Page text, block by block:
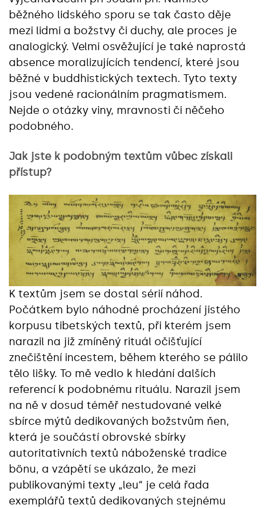
běžného lidského sporu se tak často děje
mezi lidmi a božstvy či duchy, ale proces je
analogický. Velmi osvěžující je také naprostá
absence moralizujících tendencí, které jsou
běžné v buddhistických textech. Tyto texty
jsou vedené racionálním pragmatismem.
Nejde o otázky viny, mravnosti či něčeho
podobného.
Jak jste k podobným textům vůbec získali
přístup?
K textům jsem se dostal sérií náhod.
Počátkem bylo náhodné procházení jistého
korpusu tibetských textů, při kterém jsem
narazil na již zmíněný rituál očišťující
znečištění incestem, během kterého se pálilo
tělo lišky. To mě vedlo k hledání dalších
referencí k podobnému rituálu. Narazil jsem
na ně v dosud téměř nestudované velké
sbírce mýtů dedikovaných božstvům ňen,
která je součástí obrovské sbírky
autoritativních textů náboženské tradice
bönu, a vzápětí se ukázalo, že mezi
publikovanými texty „leu“ je celá řada
exemplářů textů dedikovaných stejnému